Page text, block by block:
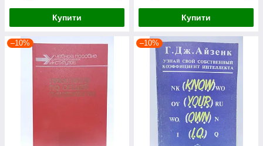
Купити Купити
–10% –10%